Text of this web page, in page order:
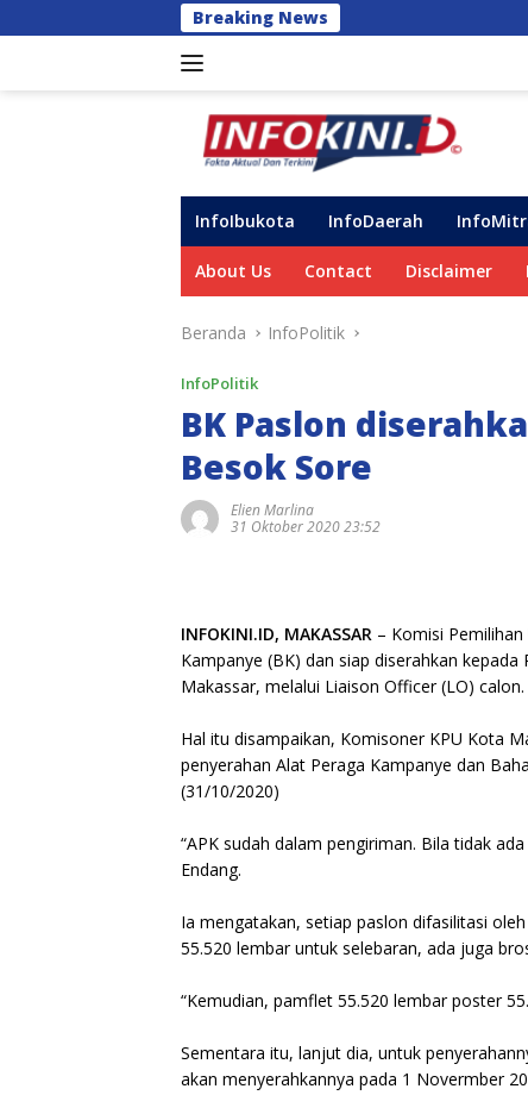
ke
Breaking NewsDPRD Gowa
InfoIbukota InfoDaerah
About Us Contact Disclaimer
Beranda InfoPolitik
InfoPolitik
BK Paslon
Besok Sore
Elien Marlina
31 Oktober 2020 23:52
INFOKINI.ID, MAKASSAR – Komisi
Kampanye (BK) dan siap diserahkan
Makassar, melalui Liaison Officer (LO) calon.
Hal itu disampaikan, Komisoner KPU Kota
penyerahan Alat Peraga Kampanye dan
(31/10/2020)
“APK sudah dalam pengiriman. Bila tidak
Endang.
Ia mengatakan, setiap paslon difasilitasi
55.520 lembar untuk selebaran, ada juga
“Kemudian, pamflet 55.520 lembar poster
Sementara itu, lanjut dia, untuk
akan menyerahkannya pada 1 Novermber